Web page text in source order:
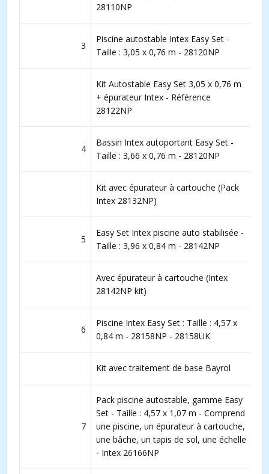
28110NP
3
Piscine autostable Intex Easy Set -
Taille : 3,05 x 0,76 m - 28120NP
Kit Autostable Easy Set 3,05 x 0,76 m
+ épurateur Intex - Référence
28122NP
4
Bassin Intex autoportant Easy Set -
Taille : 3,66 x 0,76 m - 28120NP
Kit avec épurateur à cartouche (Pack
Intex 28132NP)
5
Easy Set Intex piscine auto stabilisée -
Taille : 3,96 x 0,84 m - 28142NP
Avec épurateur à cartouche (Intex
28142NP kit)
6
Piscine Intex Easy Set : Taille : 4,57 x
0,84 m - 28158NP - 28158UK
Kit avec traitement de base Bayrol
7
Pack piscine autostable, gamme Easy
Set - Taille : 4,57 x 1,07 m - Comprend
une piscine, un épurateur à cartouche,
une bâche, un tapis de sol, une échelle
- Intex 26166NP